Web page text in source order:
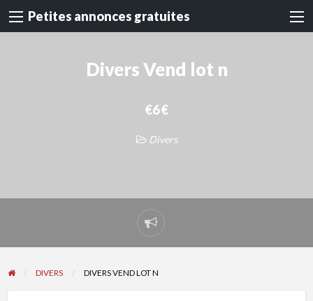
Petites annonces gratuites
Divers Vend lot n
€6 €
Divers
Signaler
un
problème
DIVERS DIVERS VEND LOT N